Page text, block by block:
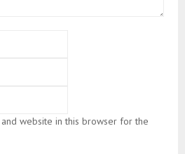
and website in this browser for the